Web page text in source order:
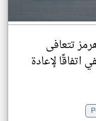
تتعافى
اتفاقًا لإعادة